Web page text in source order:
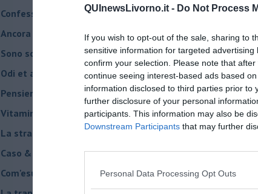
QUInewsLivorno.it - Do Not Process
If you wish to opt-out of the sale, sharing to
sensitive information for targeted
confirm your selection. Please note that
continue seeing interest-based ads based
information disclosed to third parties prior
further disclosure of your personal
participants. This information may also be
Downstream Participants that may further
Personal Data Processing Opt Outs
Confessioni del pappagallo
Ancora pensieri & disordine
Sono solo parole
Odi et amo
Pensieri in disordine sparso
Vitamina D
La strada
Caso & cambiamento
Com'esuli pensieri